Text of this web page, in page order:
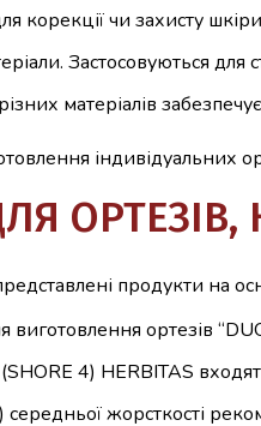
корекції чи захисту
Застосовуються
матеріалів
індивідуальних
ОРТЕЗІВ,
продукти на
ортезів
4) HERBITAS
жорсткості